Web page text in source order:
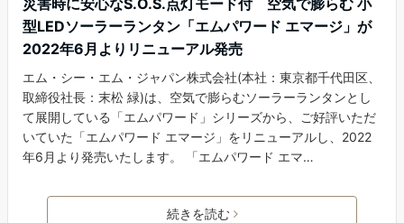
災害時に安心なS.O.S.点灯モード付 空気で膨らむ 小
型LEDソーラーランタン「エムパワード エマージ」が
2022年6月よりリニューアル発売
エム・シー・エム・ジャパン株式会社(本社：東京都千代田区、
取締役社長：末松 緑)は、空気で膨らむソーラーランタンとし
て展開している「エムパワード」シリーズから、ご好評いただ
いていた「エムパワード エマージ」をリニューアルし、2022
年6月より発売いたします。 「エムパワード エマ…
続きを読む